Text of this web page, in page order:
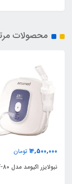
محصولات
14,500,000 تومان
نبولایزر اکیومد مدل NF-80